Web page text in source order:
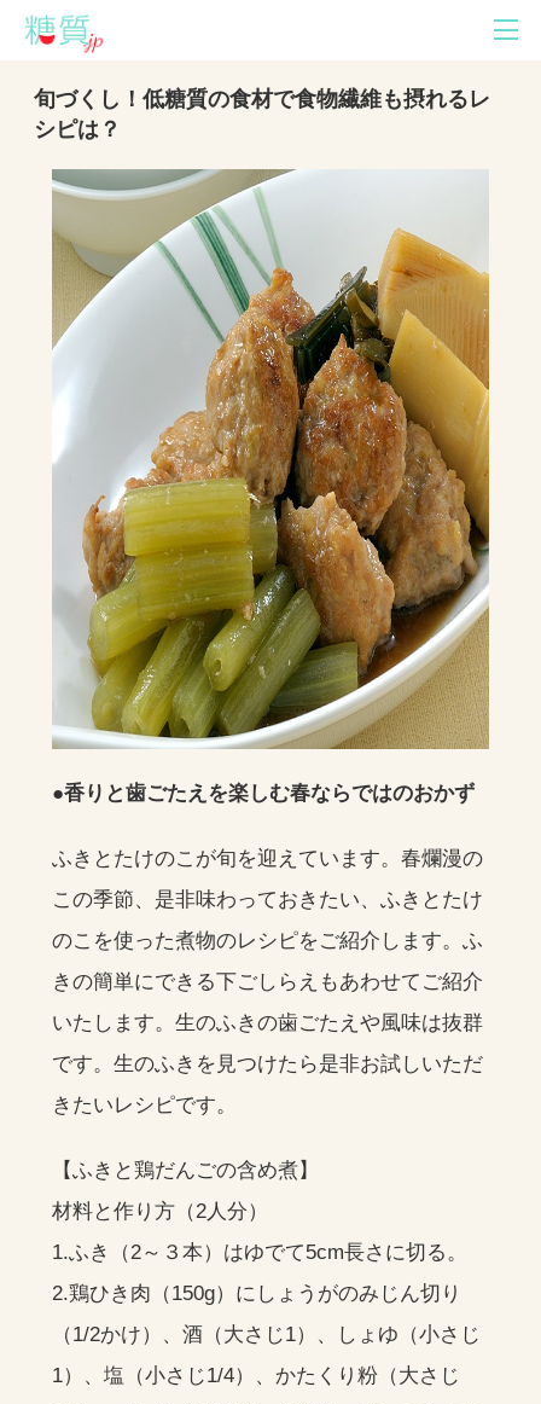
旬づくし！低糖質の食材で食物繊維も摂れるレ
シピは？
●香りと歯ごたえを楽しむ春ならではのおかず
ふきとたけのこが旬を迎えています。春爛漫の
この季節、是非味わっておきたい、ふきとたけ
のこを使った煮物のレシピをご紹介します。ふ
きの簡単にできる下ごしらえもあわせてご紹介
いたします。生のふきの歯ごたえや風味は抜群
です。生のふきを見つけたら是非お試しいただ
きたいレシピです。
【ふきと鶏だんごの含め煮】
材料と作り方（2人分）
1.ふき（2～３本）はゆでて5cm長さに切る。
2.鶏ひき肉（150g）にしょうがのみじん切り
（1/2かけ）、酒（大さじ1）、しょゆ（小さじ
1）、塩（小さじ1/4）、かたくり粉（大さじ